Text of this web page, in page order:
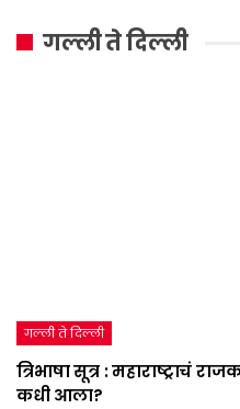
गल्ली ते दिल्ली
गल्ली ते दिल्ली
त्रिभाषा सूत्र : महाराष्ट्राचं
कधी आला?